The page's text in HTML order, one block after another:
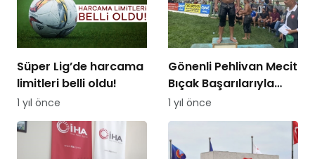
Süper Lig’de harcama
limitleri belli oldu!
1 yıl önce
Gönenli Pehlivan Mecit
Bıçak Başarılarıyla
Dikkat Çekiyor
1 yıl önce